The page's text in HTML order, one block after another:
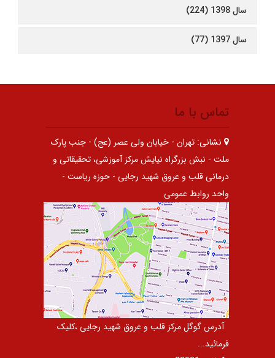
سال 1398 (224)
سال 1397 (77)
تماس با ما
نشانی: تهران - خیابان ولی عصر (عج) - جنب پارک
ملت - نبش بزرگراه نیایش مرکز آموزشی، تحقیقاتی و
درمانی قلب و عروق شهید رجایی - حوزه ریاست -
واحد روابط عمومی
آدرس گوگل مرکز قلب و عروق شهید رجایی ،کلیک
فرمائید...